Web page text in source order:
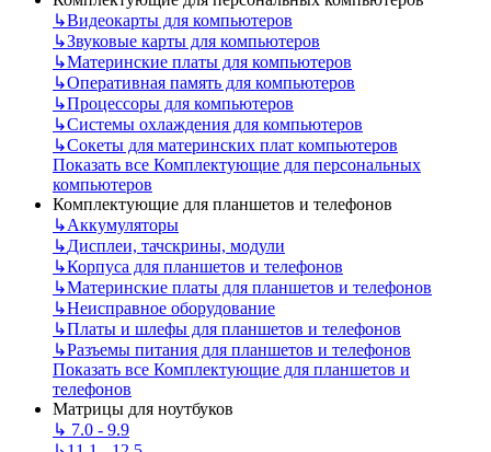
↳Видеокарты для компьютеров
↳Звуковые карты для компьютеров
↳Материнские платы для компьютеров
↳Оперативная память для компьютеров
↳Процессоры для компьютеров
↳Системы охлаждения для компьютеров
↳Сокеты для материнских плат компьютеров
Показать все Комплектующие для персональных
компьютеров
Комплектующие для планшетов и телефонов
↳Аккумуляторы
↳Дисплеи, тачскрины, модули
↳Корпуса для планшетов и телефонов
↳Материнские платы для планшетов и телефонов
↳Неисправное оборудование
↳Платы и шлефы для планшетов и телефонов
↳Разъемы питания для планшетов и телефонов
Показать все Комплектующие для планшетов и
телефонов
Матрицы для ноутбуков
↳ 7.0 - 9.9